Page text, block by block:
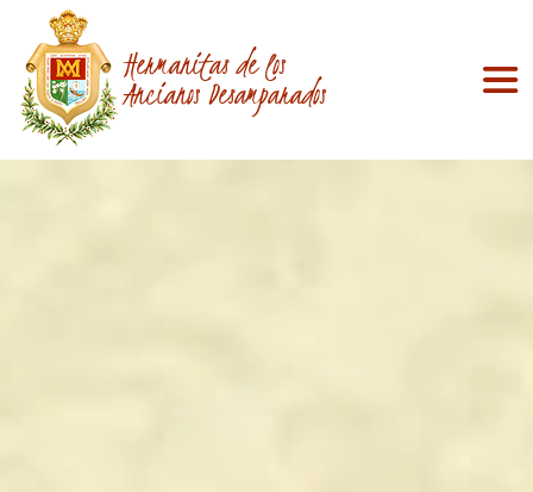
Hermanitas de los
Ancianos Desamparados